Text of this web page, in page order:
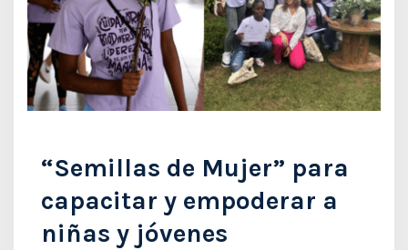
“Semillas de Mujer” para
capacitar y empoderar a
niñas y jóvenes